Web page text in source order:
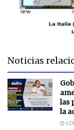
Noticias
las
la
6